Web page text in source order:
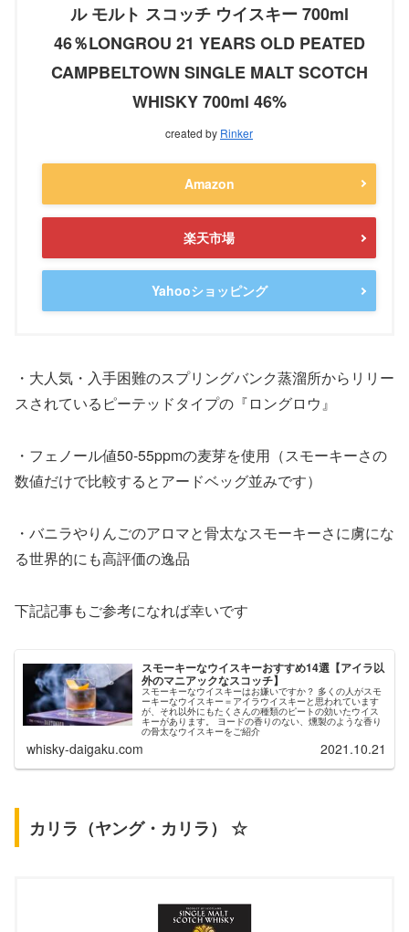
ル モルト スコッチ ウイスキー 700ml
46％LONGROU 21 YEARS OLD PEATED
CAMPBELTOWN SINGLE MALT SCOTCH
WHISKY 700ml 46%
created by Rinker
Amazon
楽天市場
Yahooショッピング
・大人気・入手困難のスプリングバンク蒸溜所からリリー
スされているピーテッドタイプの『ロングロウ』
・フェノール値50-55ppmの麦芽を使用（スモーキーさの
数値だけで比較するとアードベッグ並みです）
・バニラやりんごのアロマと骨太なスモーキーさに虜にな
る世界的にも高評価の逸品
下記記事もご参考になれば幸いです
スモーキーなウイスキーおすすめ14選【アイラ以
外のマニアックなスコッチ】
スモーキーなウイスキーはお嫌いですか？ 多くの人がスモ
ーキーなウイスキー＝アイラウイスキーと思われています
が、それ以外にもたくさんの種類のピートの効いたウイス
キーがあります。 ヨードの香りのない、燻製のような香り
の骨太なウイスキーをご紹介
whisky-daigaku.com 2021.10.21
カリラ（ヤング・カリラ） ☆